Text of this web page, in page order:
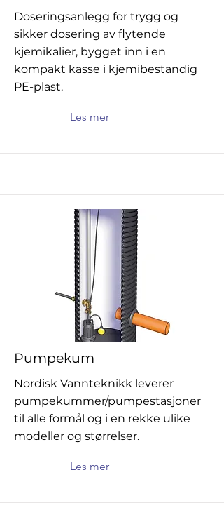
Doseringsanlegg for trygg og
sikker dosering av flytende
kjemikalier, bygget inn i en
kompakt kasse i kjemibestandig
PE-plast.
Les mer
Pumpekum
Nordisk Vannteknikk leverer
pumpekummer/pumpestasjoner
til alle formål og i en rekke ulike
modeller og størrelser.
Les mer